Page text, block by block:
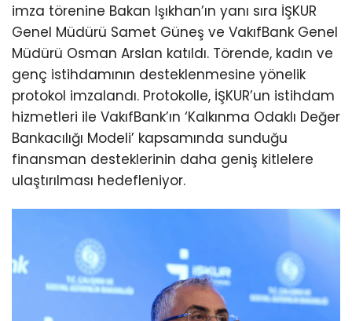
imza törenine Bakan Işıkhan’ın yanı sıra İŞKUR
Genel Müdürü Samet Güneş ve VakıfBank Genel
Müdürü Osman Arslan katıldı. Törende, kadın ve
genç istihdamının desteklenmesine yönelik
protokol imzalandı. Protokolle, İŞKUR’un istihdam
hizmetleri ile VakıfBank’ın ‘Kalkınma Odaklı Değer
Bankacılığı Modeli’ kapsamında sunduğu
finansman desteklerinin daha geniş kitlelere
ulaştırılması hedefleniyor.